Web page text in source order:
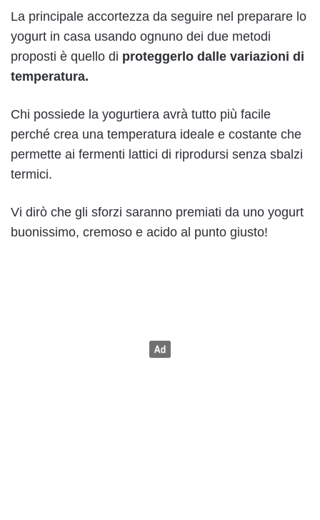
La principale accortezza da seguire nel preparare lo
yogurt in casa usando ognuno dei due metodi
proposti è quello di proteggerlo dalle variazioni di
temperatura.
Chi possiede la yogurtiera avrà tutto più facile
perché crea una temperatura ideale e costante che
permette ai fermenti lattici di riprodursi senza sbalzi
termici.
Vi dirò che gli sforzi saranno premiati da uno yogurt
buonissimo, cremoso e acido al punto giusto!